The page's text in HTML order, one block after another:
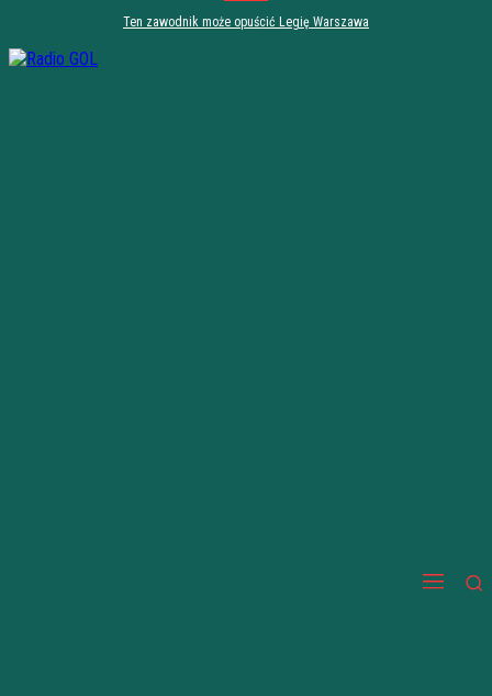
Ten zawodnik może opuścić Legię Warszawa